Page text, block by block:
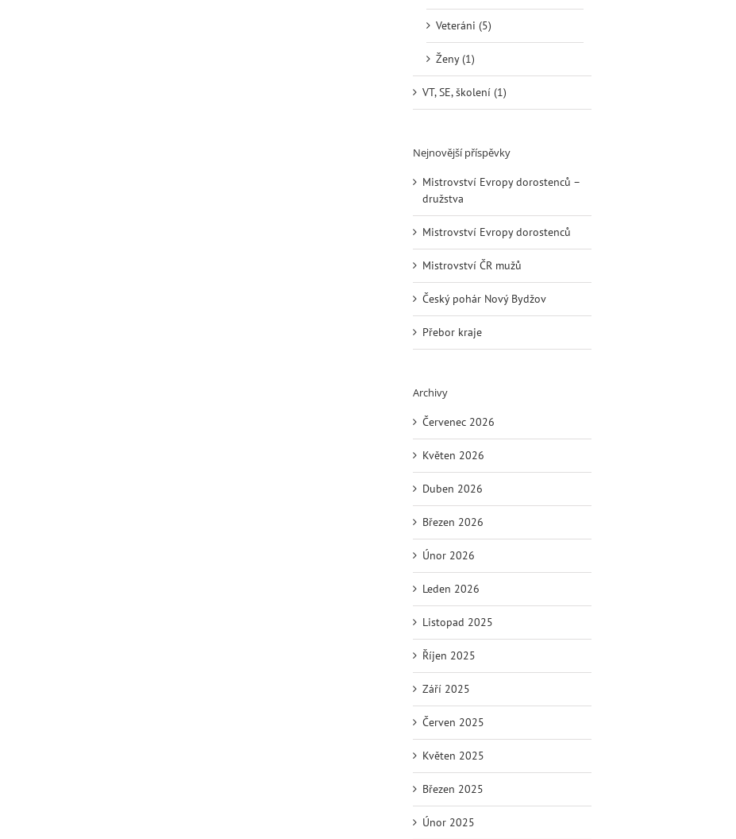
Veteráni (5)
Ženy (1)
VT, SE, školení (1)
Nejnovější příspěvky
Mistrovství Evropy dorostenců –
družstva
Mistrovství Evropy dorostenců
Mistrovství ČR mužů
Český pohár Nový Bydžov
Přebor kraje
Archivy
Červenec 2026
Květen 2026
Duben 2026
Březen 2026
Únor 2026
Leden 2026
Listopad 2025
Říjen 2025
Září 2025
Červen 2025
Květen 2025
Březen 2025
Únor 2025